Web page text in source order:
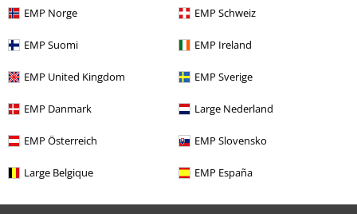
EMP Norge EMP Schweiz
EMP Suomi EMP Ireland
EMP United Kingdom EMP Sverige
EMP Danmark Large Nederland
EMP Österreich EMP Slovensko
Large Belgique EMP España
Klær T-skjorter og topper T-skjorter
Klær & tilbehør Topper T-skjorter
Store størrelser T-skjorter og topper T-skjorter
Tema Sorte klær Svarte t-skjorter
Tema Rockwear